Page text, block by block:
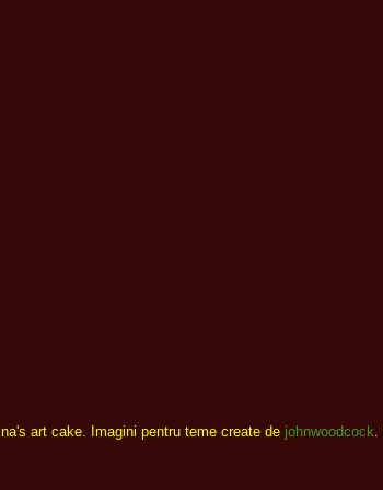
art cake. Imagini pentru teme create de johnwoodcock.